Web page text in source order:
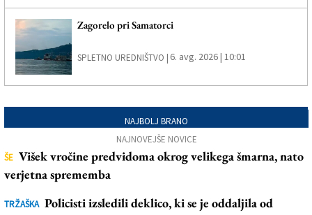
Zagorelo pri Samatorci
SPLETNO UREDNIŠTVO | 6. avg. 2026 | 10:01
NAJBOLJ BRANO
NAJNOVEJŠE NOVICE
ŠE Višek vročine predvidoma okrog velikega šmarna, nato
verjetna sprememba
TRŽAŠKA Policisti izsledili deklico, ki se je oddaljila od